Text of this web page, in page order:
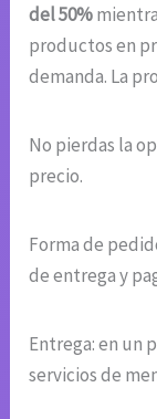
del 50%
productos en
demanda. La
No pierdas la
precio.
Forma de
de entrega y
Entrega: en un
servicios de